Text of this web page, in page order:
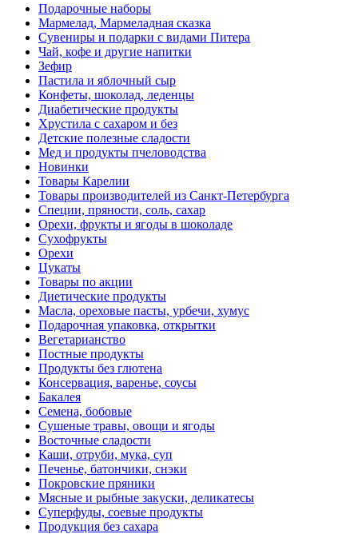
Подарочные наборы
Мармелад, Мармеладная сказка
Сувениры и подарки с видами Питера
Чай, кофе и другие напитки
Зефир
Пастила и яблочный сыр
Конфеты, шоколад, леденцы
Диабетические продукты
Хрустила с сахаром и без
Детские полезные сладости
Мед и продукты пчеловодства
Новинки
Товары Карелии
Товары производителей из Санкт-Петербурга
Специи, пряности, соль, сахар
Орехи, фрукты и ягоды в шоколаде
Сухофрукты
Орехи
Цукаты
Товары по акции
Диетические продукты
Масла, ореховые пасты, урбечи, хумус
Подарочная упаковка, открытки
Вегетарианство
Постные продукты
Продукты без глютена
Консервация, варенье, соусы
Бакалея
Семена, бобовые
Сушеные травы, овощи и ягоды
Восточные сладости
Каши, отруби, мука, суп
Печенье, батончики, снэки
Покровские пряники
Мясные и рыбные закуски, деликатесы
Суперфуды, соевые продукты
Продукция без сахара